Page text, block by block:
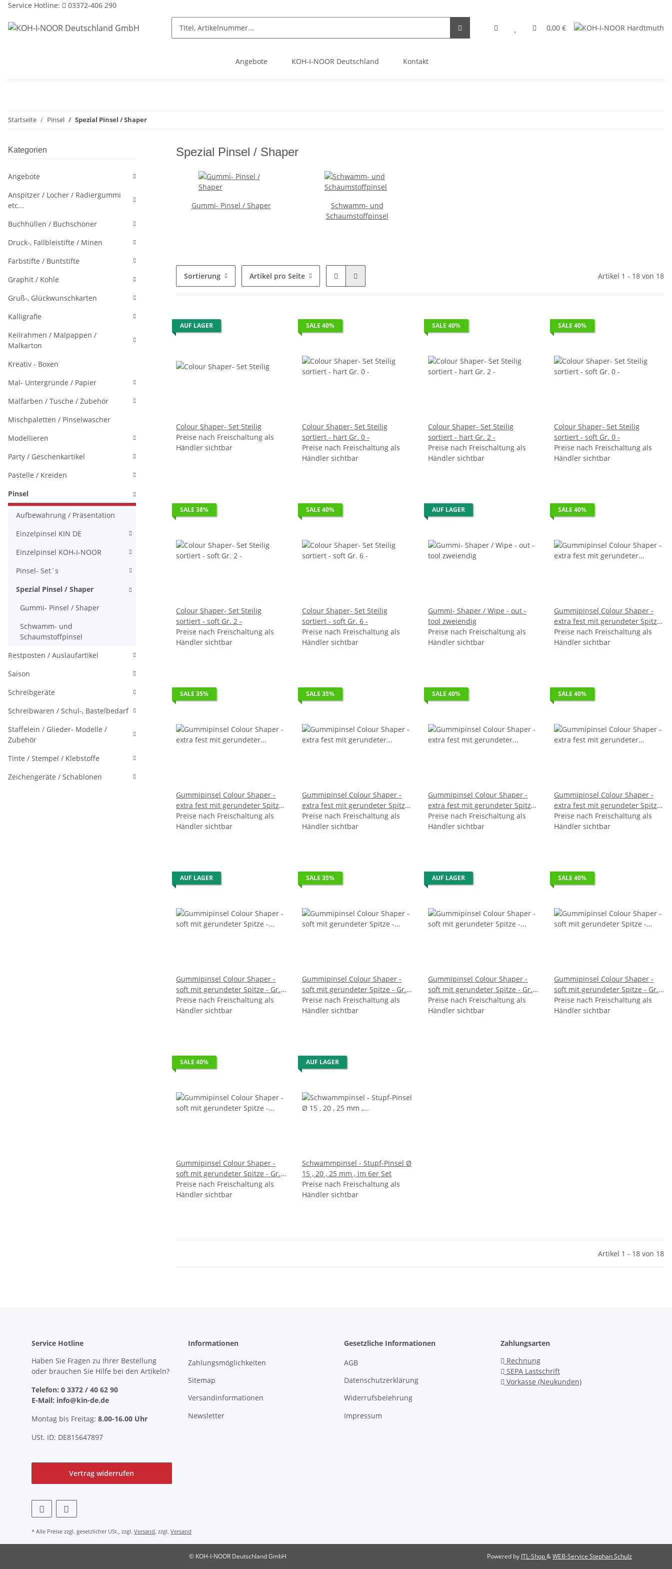
Service Hotline: 03372-406 290
0,00 €
Angebote KOH-I-NOOR Deutschland Kontakt
Startseite Pinsel Spezial Pinsel / Shaper
Spezial Pinsel / Shaper
Gummi- Pinsel / Shaper
Schwamm- und
Schaumstoffpinsel
Sortierung Artikel pro Seite Artikel 1 - 18 von 18
AUF LAGER
Colour Shaper- Set 5teilig
Preise nach Freischaltung als
Händler sichtbar
SALE 40%
Colour Shaper- Set 5teilig
sortiert - hart Gr. 0 -
Preise nach Freischaltung als
Händler sichtbar
SALE 40%
Colour Shaper- Set 5teilig
sortiert - hart Gr. 2 -
Preise nach Freischaltung als
Händler sichtbar
SALE 40%
Colour Shaper- Set 5teilig
sortiert - soft Gr. 0 -
Preise nach Freischaltung als
Händler sichtbar
SALE 38%
Colour Shaper- Set 5teilig
sortiert - soft Gr. 2 -
Preise nach Freischaltung als
Händler sichtbar
SALE 40%
Colour Shaper- Set 5teilig
sortiert - soft Gr. 6 -
Preise nach Freischaltung als
Händler sichtbar
AUF LAGER
Gummi- Shaper / Wipe - out -
tool zweiendig
Preise nach Freischaltung als
Händler sichtbar
SALE 40%
Gummipinsel Colour Shaper -
extra fest mit gerundeter Spitze
- Gr. 1,0 VE 10
Preise nach Freischaltung als
Händler sichtbar
SALE 35%
Gummipinsel Colour Shaper -
extra fest mit gerundeter Spitze
- Gr. 1,5 VE 20
Preise nach Freischaltung als
Händler sichtbar
SALE 35%
Gummipinsel Colour Shaper -
extra fest mit gerundeter Spitze
- Gr. 2,0 VE 20
Preise nach Freischaltung als
Händler sichtbar
SALE 40%
Gummipinsel Colour Shaper -
extra fest mit gerundeter Spitze
- Gr. 2,5 VE 15
Preise nach Freischaltung als
Händler sichtbar
SALE 40%
Gummipinsel Colour Shaper -
extra fest mit gerundeter Spitze
- Gr. 3,0 VE 10
Preise nach Freischaltung als
Händler sichtbar
AUF LAGER
Gummipinsel Colour Shaper -
soft mit gerundeter Spitze - Gr.
1,0 VE 25
Preise nach Freischaltung als
Händler sichtbar
SALE 35%
Gummipinsel Colour Shaper -
soft mit gerundeter Spitze - Gr.
1,5 VE 20
Preise nach Freischaltung als
Händler sichtbar
AUF LAGER
Gummipinsel Colour Shaper -
soft mit gerundeter Spitze - Gr.
2,0 VE 15
Preise nach Freischaltung als
Händler sichtbar
SALE 40%
Gummipinsel Colour Shaper -
soft mit gerundeter Spitze - Gr.
2,5 VE 15
Preise nach Freischaltung als
Händler sichtbar
SALE 40%
Gummipinsel Colour Shaper -
soft mit gerundeter Spitze - Gr.
3,0 VE 10
Preise nach Freischaltung als
Händler sichtbar
AUF LAGER
Schwammpinsel - Stupf-Pinsel Ø
15 , 20 , 25 mm , im 6er Set
Preise nach Freischaltung als
Händler sichtbar
Artikel 1 - 18 von 18
Kategorien
Angebote
Anspitzer / Locher / Radiergummi
etc...
Buchhüllen / Buchschoner
Druck-, Fallbleistifte / Minen
Farbstifte / Buntstifte
Graphit / Kohle
Gruß-, Glückwunschkarten
Kalligrafie
Keilrahmen / Malpappen /
Malkarton
Kreativ - Boxen
Mal- Untergründe / Papier
Malfarben / Tusche / Zubehör
Mischpaletten / Pinselwascher
Modellieren
Party / Geschenkartikel
Pastelle / Kreiden
Pinsel
Aufbewahrung / Präsentation
Einzelpinsel KIN DE
Einzelpinsel KOH-I-NOOR
Pinsel- Set´s
Spezial Pinsel / Shaper
Gummi- Pinsel / Shaper
Schwamm- und
Schaumstoffpinsel
Restposten / Auslaufartikel
Saison
Schreibgeräte
Schreibwaren / Schul-, Bastelbedarf
Staffelein / Glieder- Modelle /
Zubehör
Tinte / Stempel / Klebstoffe
Zeichengeräte / Schablonen
Service Hotline
Haben Sie Fragen zu Ihrer Bestellung
oder brauchen Sie Hilfe bei den Artikeln?
Telefon: 0 3372 / 40 62 90
E-Mail: info@kin-de.de
Montag bis Freitag: 8.00-16.00 Uhr
USt. ID: DE815647897
Informationen
Zahlungsmöglichkeiten
Sitemap
Versandinformationen
Newsletter
Gesetzliche Informationen
AGB
Datenschutzerklärung
Widerrufsbelehrung
Impressum
Zahlungsarten
Rechnung
SEPA Lastschrift
Vorkasse (Neukunden)
Vertrag widerrufen
* Alle Preise zzgl. gesetzlicher USt., zzgl. Versand, zzgl. Versand
© KOH-I-NOOR Deutschland GmbH Powered by JTL-Shop&WEB-Service Stephan Schulz